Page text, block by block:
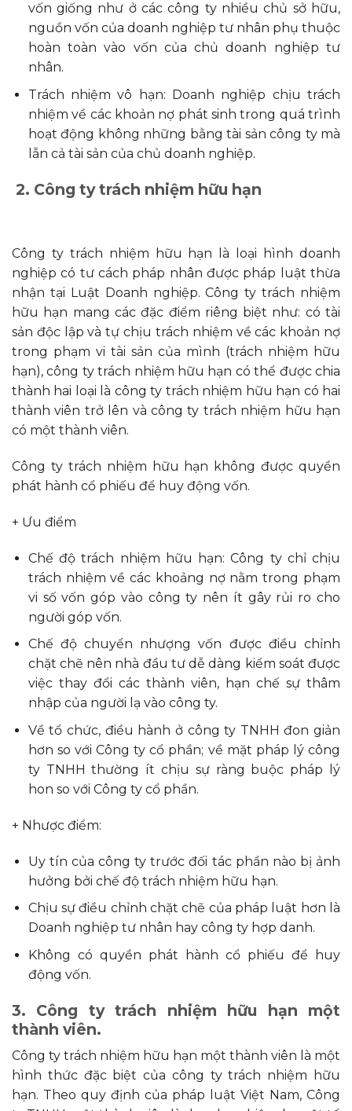
vốn giống như ở các công ty nhiều chủ sở hữu,
nguồn vốn của doanh nghiệp tư nhân phụ thuộc
hoàn toàn vào vốn của chủ doanh nghiệp tư
nhân.
Trách nhiệm vô hạn: Doanh nghiệp chịu trách
nhiệm về các khoản nợ phát sinh trong quá trình
hoạt động không những bằng tài sản công ty mà
lẫn cả tài sản của chủ doanh nghiệp.
2. Công ty trách nhiệm hữu hạn
Công ty trách nhiệm hữu hạn là loại hình doanh
nghiệp có tư cách pháp nhân được pháp luật thừa
nhận tại Luật Doanh nghiệp. Công ty trách nhiệm
hữu hạn mang các đặc điểm riêng biệt như: có tài
sản độc lập và tự chịu trách nhiệm về các khoản nợ
trong phạm vi tài sản của mình (trách nhiệm hữu
hạn), công ty trách nhiệm hữu hạn có thể được chia
thành hai loại là công ty trách nhiệm hữu hạn có hai
thành viên trở lên và công ty trách nhiệm hữu hạn
có một thành viên.
Công ty trách nhiệm hữu hạn không được quyền
phát hành cổ phiếu để huy động vốn.
+ Ưu điểm
Chế độ trách nhiệm hữu hạn: Công ty chỉ chịu
trách nhiệm về các khoảng nợ nằm trong phạm
vi số vốn góp vào công ty nên ít gây rủi ro cho
người góp vốn.
Chế độ chuyển nhượng vốn được điều chỉnh
chặt chẽ nên nhà đầu tư dễ dàng kiểm soát được
việc thay đổi các thành viên, hạn chế sự thâm
nhập của người lạ vào công ty.
Về tổ chức, điều hành ở công ty TNHH đon giản
hơn so với Công ty cổ phần; về mặt pháp lý công
ty TNHH thường ít chịu sự ràng buộc pháp lý
hon so với Công ty cổ phần.
+ Nhược điểm:
Uy tín của công ty trước đối tác phần nào bị ảnh
hưởng bởi chế độ trách nhiệm hữu hạn.
Chịu sự điều chỉnh chặt chẽ của pháp luật hơn là
Doanh nghiệp tư nhân hay công ty hợp danh.
Không có quyền phát hành cổ phiếu để huy
động vốn.
3. Công ty trách nhiệm hữu hạn một
thành viên.
Công ty trách nhiệm hữu hạn một thành viên là một
hình thức đặc biệt của công ty trách nhiệm hữu
hạn. Theo quy định của pháp luật Việt Nam, Công